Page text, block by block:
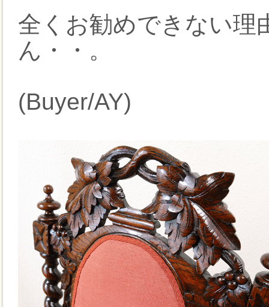
全くお勧めできない理
ん・・。
(Buyer/AY)